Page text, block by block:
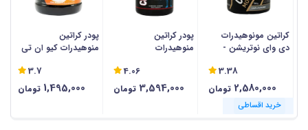
کراتین مونوهیدرات
دی وای نوتریشن -
3.38
2,580,000 تومان
خرید اقساطی
پودر کراتین
منوهیدرات
4.06
3,594,000 تومان
خرید اقساطی
پودر کراتین
منوهیدرات کیو ان تی
3.7
1,495,000 تومان
خرید اقساطی
خرید اقساطی
خرید اقساطی
خرید اقساطی
خرید اقساطی
خرید اقساطی
خرید اقساطی
خرید اقساطی
خرید اقساطی
خرید اقساطی